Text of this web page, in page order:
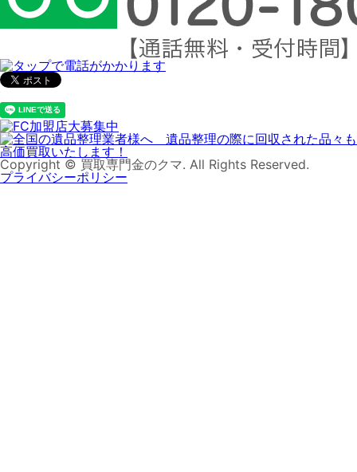
Copyright © 買取専門金のクマ. All Rights Reserved.
プライバシーポリシー